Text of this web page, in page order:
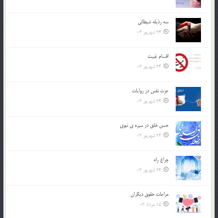
سه رذیله شیطانی
24 شهریور 03
اقسام غيبت
24 شهریور 03
عزت نفس در روايات
24 شهریور 03
حسن خلق در سيره ي نبوي
24 شهریور 03
چراغ راه
24 شهریور 03
مراعات حقوق ديگران
15 مرداد 03